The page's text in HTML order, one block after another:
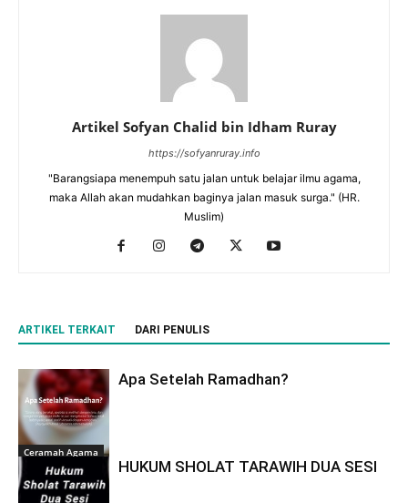
Artikel Sofyan Chalid bin Idham Ruray
https://sofyanruray.info
"Barangsiapa menempuh satu jalan untuk belajar ilmu agama,
maka Allah akan mudahkan baginya jalan masuk surga." (HR.
Muslim)
ARTIKEL TERKAIT DARI PENULIS
Ceramah Agama
Apa Setelah Ramadhan?
HUKUM SHOLAT TARAWIH DUA SESI